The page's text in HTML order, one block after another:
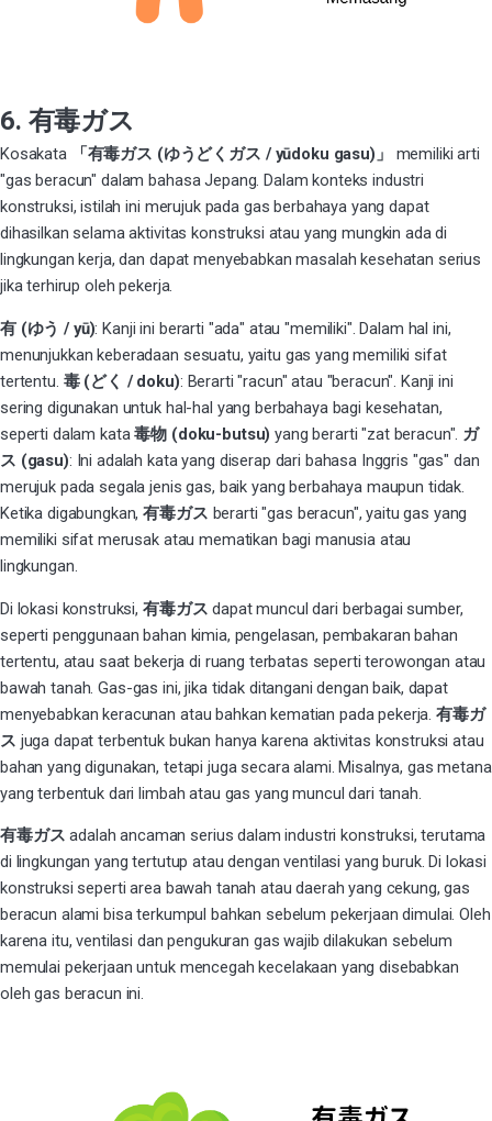
6. 有毒ガス
Kosakata 「有毒ガス (ゆうどくガス / yūdoku gasu)」
memiliki arti
"gas beracun" dalam bahasa Jepang. Dalam konteks industri
konstruksi, istilah ini merujuk pada gas berbahaya yang dapat
dihasilkan selama aktivitas konstruksi atau yang mungkin ada di
lingkungan kerja, dan dapat menyebabkan masalah kesehatan serius
jika terhirup oleh pekerja.
有 (ゆう / yū): Kanji ini berarti "ada" atau "memiliki". Dalam hal ini,
menunjukkan keberadaan sesuatu, yaitu gas yang memiliki sifat
tertentu. 毒 (どく / doku): Berarti "racun" atau "beracun". Kanji ini
sering digunakan untuk hal-hal yang berbahaya bagi kesehatan,
seperti dalam kata毒物 (doku-butsu) yang berarti "zat beracun". ガ
ス (gasu): Ini adalah kata yang diserap dari bahasa Inggris "gas" dan
merujuk pada segala jenis gas, baik yang berbahaya maupun tidak.
Ketika digabungkan,有毒ガス berarti "gas beracun", yaitu gas yang
memiliki sifat merusak atau mematikan bagi manusia atau
lingkungan.
Di lokasi konstruksi, 有毒ガス dapat muncul dari berbagai sumber,
seperti penggunaan bahan kimia, pengelasan, pembakaran bahan
tertentu, atau saat bekerja di ruang terbatas seperti terowongan atau
bawah tanah. Gas-gas ini, jika tidak ditangani dengan baik, dapat
menyebabkan keracunan atau bahkan kematian pada pekerja.有毒ガ
ス juga dapat terbentuk bukan hanya karena aktivitas konstruksi atau
bahan yang digunakan, tetapi juga secara alami. Misalnya, gas metana
yang terbentuk dari limbah atau gas yang muncul dari tanah.
有毒ガス adalah ancaman serius dalam industri konstruksi, terutama
di lingkungan yang tertutup atau dengan ventilasi yang buruk. Di lokasi
konstruksi seperti area bawah tanah atau daerah yang cekung, gas
beracun alami bisa terkumpul bahkan sebelum pekerjaan dimulai. Oleh
karena itu, ventilasi dan pengukuran gas wajib dilakukan sebelum
memulai pekerjaan untuk mencegah kecelakaan yang disebabkan
oleh gas beracun ini.